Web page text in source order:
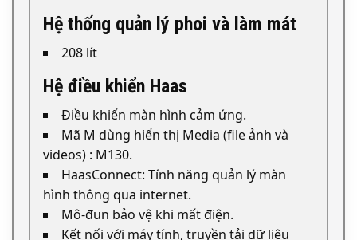
Hệ thống quản lý phoi và làm mát
208 lít
Hệ điều khiển Haas
Điều khiển màn hình cảm ứng.
Mã M dùng hiển thị Media (file ảnh và
videos) : M130.
HaasConnect: Tính năng quản lý màn
hình thông qua internet.
Mô-đun bảo vệ khi mất điện.
Kết nối với máy tính, truyền tải dữ liệu